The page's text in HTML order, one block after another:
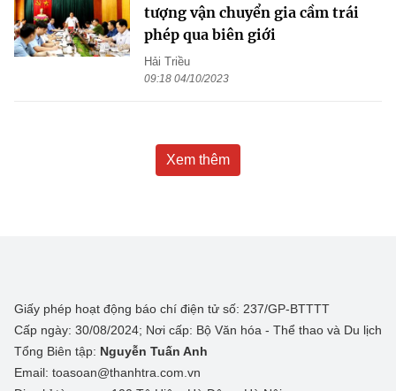
tượng vận chuyển gia cầm trái
phép qua biên giới
Hải Triều
09:18 04/10/2023
Xem thêm
Giấy phép hoạt động báo chí điện tử số: 237/GP-BTTTT
Cấp ngày: 30/08/2024; Nơi cấp: Bộ Văn hóa - Thể thao và Du lịch
Tổng Biên tập: Nguyễn Tuấn Anh
Email: toasoan@thanhtra.com.vn